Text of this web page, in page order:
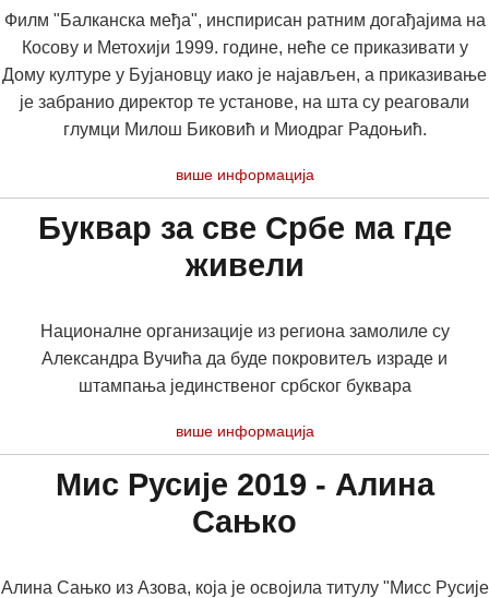
Филм "Балканска међа", инспирисан ратним догађајима на
Косову и Метохији 1999. године, неће се приказивати у
Дому културе у Бујановцу иако је најављен, а приказивање
је забранио директор те установе, на шта су реаговали
глумци Милош Биковић и Миодраг Радоњић.
више информација
Буквар за све Србе ма где
живели
Националне организације из региона замолиле су
Александра Вучића да буде покровитељ израде и
штампања јединственог србског буквара
више информација
Мис Русије 2019 - Алина
Сањко
Алина Сањко из Азова, која је освојила титулу "Мисс Русије